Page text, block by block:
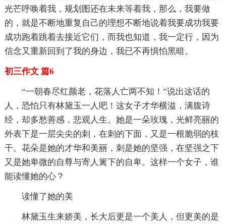
光芒呼唤着我，规划图还在未来等着我，那么，我要做
的，就是不断地重复自己的理想不断地说着我要成功我要
成功跑着跳着去接近它们，而我也知道，我一定行，因为
信念又重新回到了我的身边，我已不再惧怕黑暗。
初三作文 篇6
“一朝春尽红颜老，花落人亡两不知！”说出这话的
人，恐怕只有林黛玉一人吧！这女子才华横溢，满腹诗
经，却多愁善感，悲观人生。她是一朵玫瑰，光鲜亮丽的
外表下是一层尖尖的刺，在刺的下面，又是一根脆弱的枝
干。花朵是她的才华和美丽，刺是她的坚强，在坚强之下
又是她卑微的自尊与寄人篱下的自卑。这样一个女子，谁
能读懂她的心？
读懂了她的美
林黛玉生来娇美，长大后更是一个美人，但更美的是